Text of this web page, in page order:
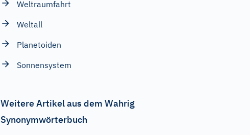
Weltraumfahrt
Weltall
Planetoiden
Sonnensystem
Weitere Artikel aus dem Wahrig
Synonymwörterbuch